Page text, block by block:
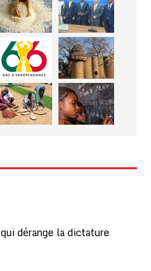
dérange la dictature